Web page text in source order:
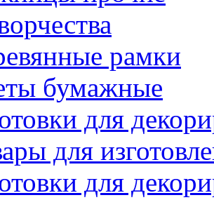
рамки
бумажные
для
для
для